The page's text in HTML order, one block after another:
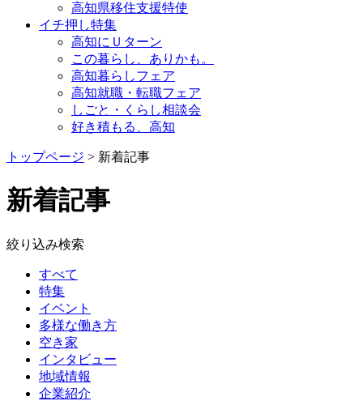
高知県移住支援特使
イチ押し特集
高知にＵターン
この暮らし、ありかも。
高知暮らしフェア
高知就職・転職フェア
しごと・くらし相談会
好き積もる、高知
トップページ > 新着記事
新着記事
絞り込み検索
すべて
特集
イベント
多様な働き方
空き家
インタビュー
地域情報
企業紹介